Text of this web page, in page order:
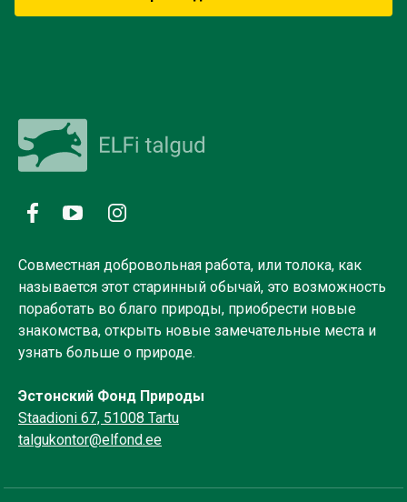
Совместная добровольная работа, или толока, как
называется этот старинный обычай, это возможность
поработать во благо природы, приобрести новые
знакомства, открыть новые замечательные места и
узнать больше о природе.
Эстонский Фонд Природы
Staadioni 67, 51008 Tartu
talgukontor@elfond.ee